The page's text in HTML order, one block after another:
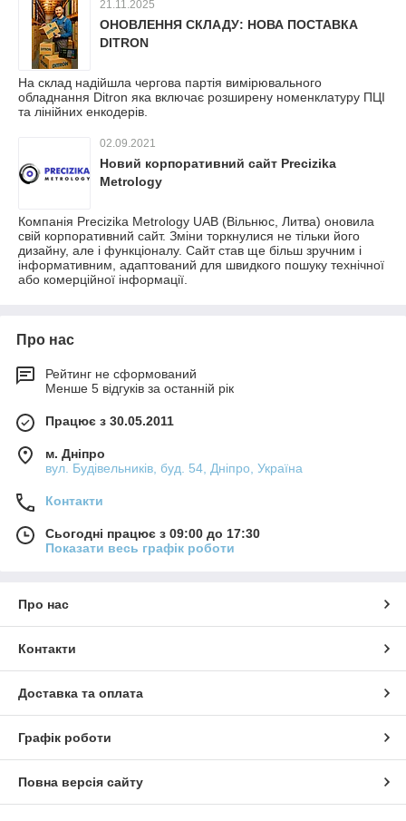
21.11.2025
ОНОВЛЕННЯ СКЛАДУ: НОВА ПОСТАВКА
DITRON
На склад надійшла чергова партія вимірювального
обладнання Ditron яка включає розширену номенклатуру ПЦІ
та лінійних енкодерів.
02.09.2021
Новий корпоративний сайт Precizika
Metrology
Компанія Precizika Metrology UAB (Вільнюс, Литва) оновила
свій корпоративний сайт. Зміни торкнулися не тільки його
дизайну, але і функціоналу. Сайт став ще більш зручним і
інформативним, адаптований для швидкого пошуку технічної
або комерційної інформації.
Про нас
Рейтинг не сформований
Менше 5 відгуків за останній рік
Працює з 30.05.2011
м. Дніпро
вул. Будівельників, буд. 54, Дніпро, Україна
Контакти
Сьогодні працює з 09:00 до 17:30
Показати весь графік роботи
Про нас
Контакти
Доставка та оплата
Графік роботи
Повна версія сайту